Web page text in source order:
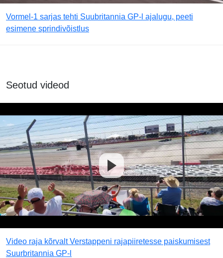
Vormel-1 sarjas tehti Suubritannia GP-l ajalugu, peeti
esimene sprindivõistlus
Seotud videod
Video raja kõrvalt Verstappeni rajapiiretesse paiskumisest
Suurbritannia GP-l